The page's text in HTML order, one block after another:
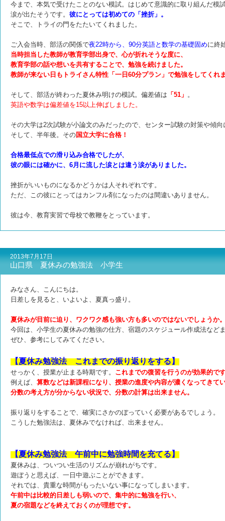
今まで、本気で受けたことのない模試。はじめて意識的に取り組んだ模
涙が出たそうです。 彼にとっては初めての「挫折」。
そこで、トライの門をたたいてくれました。
ご入会当時、部活の関係で夜22時から、90分英語と数学の基礎固めに終
当時担当した教師が教育学部出身で、心が折れそうな度に、
教育学部の話や想いを共有することで、勉強を続けました。
教師が来ない日もトライさん特性「一日60分プラン」で勉強をしてくれ
そして、部活が終わった夏休み明けの模試。 偏差値は 「51」 。
英語や数学は偏差値を15以上伸ばしました。
その大学は2次試験が小論文のみだったので、センター試験の対策や傾
そして、半年後。その国立大学に合格！
合格最低点での滑り込み合格でしたが、
彼の眼には確かに、6月に流した涙とは違う涙がありました。
挫折がいいものになるかどうかは人それぞれです。
ただ、この彼にとってはカンフル剤になったのは間違いありません。
彼は今、教育実習で母校で教鞭をとっています。
2013年7月17日
山口県 夏休みの勉強法 小学生
みなさん、こんにちは。
日差しを見ると、いよいよ、夏真っ盛り。
夏休みが目前に迫り、ワクワク感も強い方も多いのではないでしょうか
今回は、小学生の夏休みの勉強の仕方、宿題のスケジュール作成法など
ぜひ、参考にしてみてください。
【夏休み勉強法 これまでの振り返りをする】
せっかく、授業が止まる時期です。 これまでの復習を行うのが効果的で
例えば、 算数などは新課程になり、授業の進度や内容が濃くなってきて
分数の考え方が分からない状況で、分数の計算は出来ません。
振り返りをすることで、確実にさかのぼっていく必要があるでしょう。
こうした勉強法は、夏休みでなければ、出来ません。
【夏休み勉強法 午前中に勉強時間を充てる】
夏休みは、ついつい生活のリズムが崩れがちです。
遊ぼうと思えば、一日中遊ぶことができます。
それでは、貴重な時間がもったいない事になってしまいます。
午前中は比較的日差しも弱いので、集中的に勉強を行い、
夏の宿題などを終えておくのが理想です。